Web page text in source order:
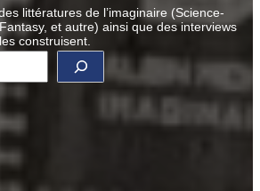
littératures de l’imaginaire (Science-
et autre) ainsi que des interviews
construisent.